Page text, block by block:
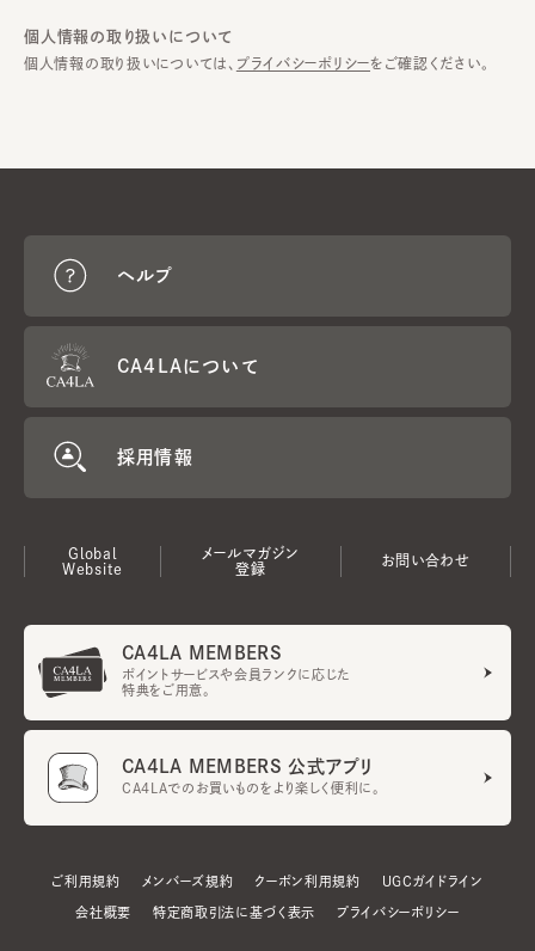
個人情報の取り扱いについて
個人情報の取り扱いについては、 プライバシーポリシーをご確認ください。
ヘルプ
CA4LAについて
採用情報
Global
Website
メールマガジン
登録
お問い合わせ
CA4LA MEMBERS
ポイントサービスや会員ランクに応じた
特典をご用意。
CA4LA MEMBERS 公式アプリ
CA4LAでのお買いものをより楽しく便利に。
ご利用規約 メンバーズ規約 クーポン利用規約 UGCガイドライン
会社概要 特定商取引法に基づく表示 プライバシーポリシー